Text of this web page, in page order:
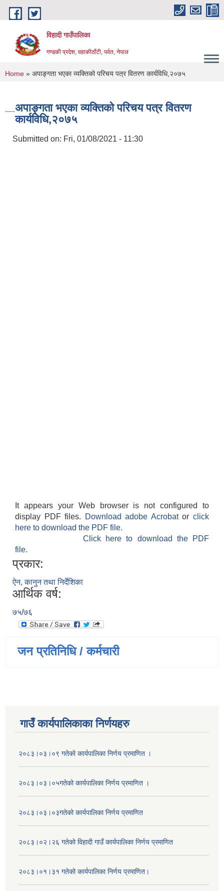
Skip to main content
विहादी गाउँपालिका
गण्डकी प्रदेश, वहाकीठाँटी, पर्वत, नेपाल
You are here
Home » अपाङ्गता भएका व्यक्तिको परिचय पत्र वितरण कार्यविधि,२०७५
अपाङ्गता भएका व्यक्तिको परिचय पत्र वितरण
कार्यविधि,२०७५
Submitted on: Fri, 01/08/2021 - 11:30
It appears your Web browser is not configured to
display PDF files.
Download adobe Acrobatorclick
here to download the PDF file.
Click here to download the PDF
file.
प्रकार:
ऐन, कानुन तथा निर्देशिका
आर्थिक वर्ष:
७५/७६
जन प्रतिनिधि / कर्मचारी
गाउँ कार्यपालिकाका निर्णयहरु
२०८३।०३।०९ गतेको कार्यपालिका निर्णय प्रमाणित ।
२०८३।०३।०५गतेको कार्यपालिका निर्णय प्रमाणित ।
२०८३।०३।०३गतेको कार्यपालिका निर्णय प्रमाणित
२०८३।०२।२६ गतेको विहादी गाउँ कार्यपालिका निर्णय प्रमाणित
२०८३।०१।३१ गतेको कार्यपालिका निर्णय प्रमाणित।